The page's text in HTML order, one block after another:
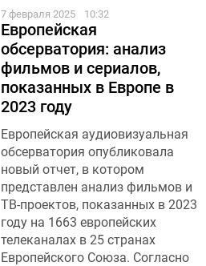
7 февраля 2025 10:32
Европейская
обсерватория: анализ
фильмов и сериалов,
показанных в Европе в
2023 году
Европейская аудиовизуальная
обсерватория опубликовала
новый отчет, в котором
представлен анализ фильмов и
ТВ-проектов, показанных в 2023
году на 1663 европейских
телеканалах в 25 странах
Европейского Союза. Согласно